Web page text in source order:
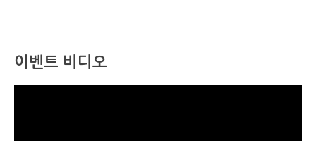
이벤트 비디오